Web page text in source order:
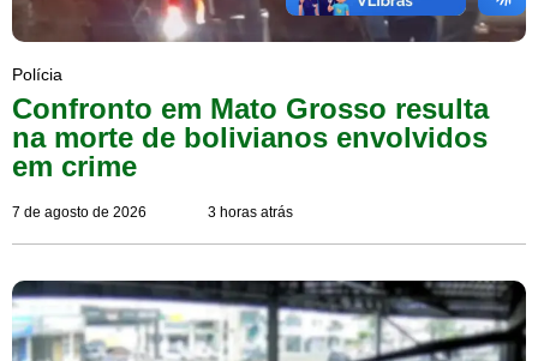
Polícia
Confronto em Mato Grosso resulta
na morte de bolivianos envolvidos
em crime
7 de agosto de 2026 3 horas atrás